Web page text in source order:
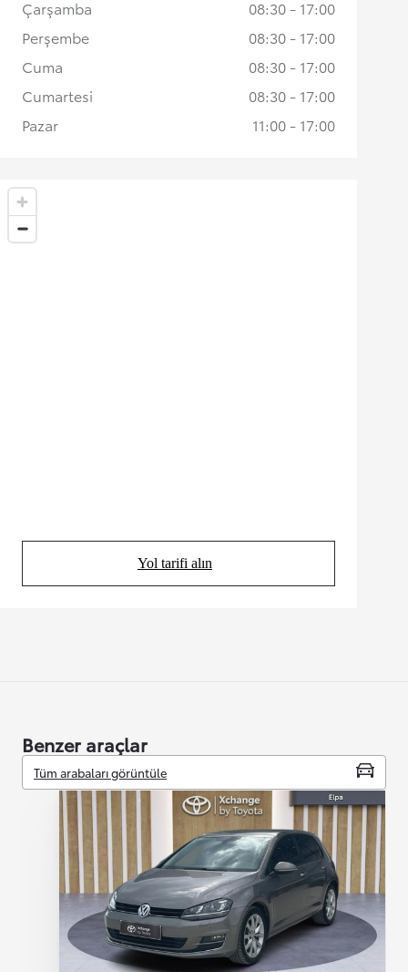
Yol tarifi alın
(Opens in new tab)
Çarşamba
08:30 - 17:00
Perşembe
08:30 - 17:00
Cuma
08:30 - 17:00
Cumartesi
08:30 - 17:00
Pazar
11:00 - 17:00
Benzer araçlar
Tüm arabaları görüntüle